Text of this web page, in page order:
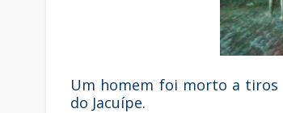
Um homem foi morto a tiros
do Jacuípe.